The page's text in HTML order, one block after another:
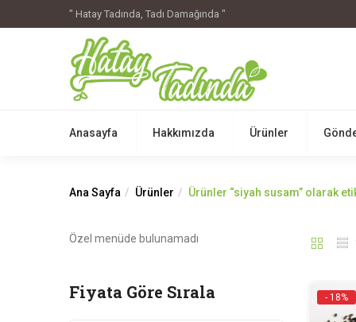
" Hatay Tadında, Tadı Damağında "
Anasayfa Hakkımızda Ürünler
Ana Sayfa Ürünler Ürünler “siyah susam” olarak
- 18%
Özel menüde bulunamadı
Fiyata Göre Sırala